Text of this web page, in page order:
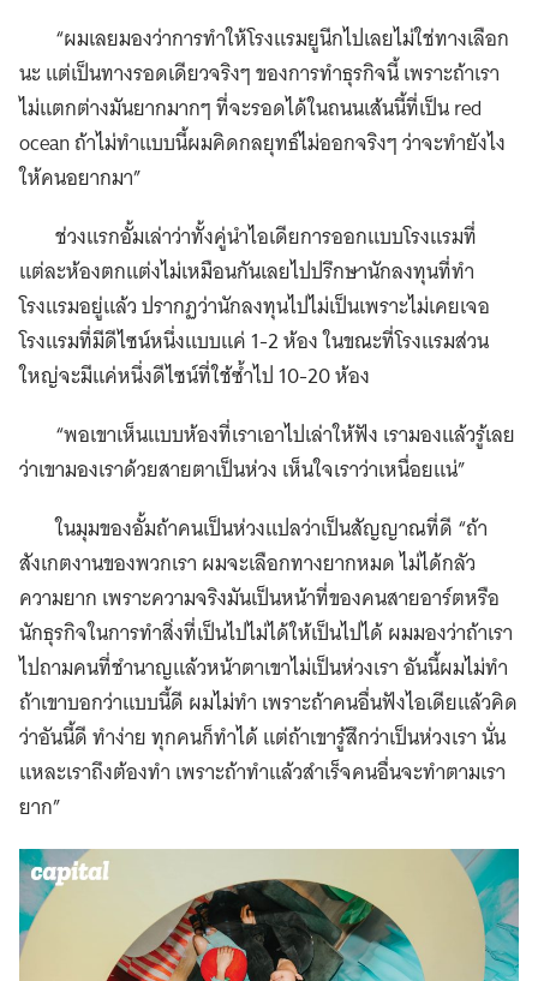
“ผมเลยมองว่าการทำให้โรงแรมยูนีกไปเลยไม่ใช่ทางเลือก
นะ แต่เป็นทางรอดเดียวจริงๆ ของการทำธุรกิจนี้ เพราะถ้าเรา
ไม่แตกต่างมันยากมากๆ ที่จะรอดได้ในถนนเส้นนี้ที่เป็น red
ocean ถ้าไม่ทำแบบนี้ผมคิดกลยุทธ์ไม่ออกจริงๆ ว่าจะทำยังไง
ให้คนอยากมา”
ช่วงแรกอั้มเล่าว่าทั้งคู่นำไอเดียการออกแบบโรงแรมที่
แต่ละห้องตกแต่งไม่เหมือนกันเลยไปปรึกษานักลงทุนที่ทำ
โรงแรมอยู่แล้ว ปรากฏว่านักลงทุนไปไม่เป็นเพราะไม่เคยเจอ
โรงแรมที่มีดีไซน์หนึ่งแบบแค่ 1-2 ห้อง ในขณะที่โรงแรมส่วน
ใหญ่จะมีแค่หนึ่งดีไซน์ที่ใช้ซ้ำไป 10-20 ห้อง
“พอเขาเห็นแบบห้องที่เราเอาไปเล่าให้ฟัง เรามองแล้วรู้เลย
ว่าเขามองเราด้วยสายตาเป็นห่วง เห็นใจเราว่าเหนื่อยแน่”
ในมุมของอั้มถ้าคนเป็นห่วงแปลว่าเป็นสัญญาณที่ดี “ถ้า
สังเกตงานของพวกเรา ผมจะเลือกทางยากหมด ไม่ได้กลัว
ความยาก เพราะความจริงมันเป็นหน้าที่ของคนสายอาร์ตหรือ
นักธุรกิจในการทำสิ่งที่เป็นไปไม่ได้ให้เป็นไปได้ ผมมองว่าถ้าเรา
ไปถามคนที่ชำนาญแล้วหน้าตาเขาไม่เป็นห่วงเรา อันนี้ผมไม่ทำ
ถ้าเขาบอกว่าแบบนี้ดี ผมไม่ทำ เพราะถ้าคนอื่นฟังไอเดียแล้วคิด
ว่าอันนี้ดี ทำง่าย ทุกคนก็ทำได้ แต่ถ้าเขารู้สึกว่าเป็นห่วงเรา นั่น
แหละเราถึงต้องทำ เพราะถ้าทำแล้วสำเร็จคนอื่นจะทำตามเรา
ยาก”